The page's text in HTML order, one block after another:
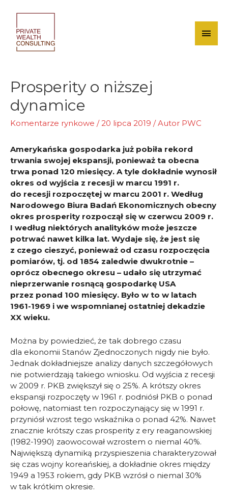
content
Main
Prosperity o niższej
dynamice
Komentarze rynkowe /20 lipca 2019 / Autor PWC
Amerykańska gospodarka już pobiła rekord
trwania swojej ekspansji, ponieważ ta obecna
trwa ponad 120 miesięcy. A tyle dokładnie wynosił
okres od wyjścia z recesji w marcu 1991 r.
do recesji rozpoczętej w marcu 2001 r. Według
Narodowego Biura Badań Ekonomicznych obecny
okres prosperity rozpoczął się w czerwcu 2009 r.
I według niektórych analityków może jeszcze
potrwać nawet kilka lat. Wydaje się, że jest się
z czego cieszyć, ponieważ od czasu rozpoczęcia
pomiarów, tj. od 1854 zaledwie dwukrotnie –
oprócz obecnego okresu – udało się utrzymać
nieprzerwanie rosnącą gospodarkę USA
przez ponad 100 miesięcy. Było w to w latach
1961-1969 i we wspomnianej ostatniej dekadzie
XX wieku.
Można by powiedzieć, że tak dobrego czasu
dla ekonomii Stanów Zjednoczonych nigdy nie było.
Jednak dokładniejsze analizy danych szczegółowych
nie potwierdzają takiego wniosku. Od wyjścia z recesji
w 2009 r. PKB zwiększył się o 25%. A krótszy okres
ekspansji rozpoczęty w 1961 r. podniósł PKB o ponad
połowę, natomiast ten rozpoczynający się w 1991 r.
przyniósł wzrost tego wskaźnika o ponad 42%. Nawet
znacznie krótszy czas prosperity z ery reaganowskiej
(1982-1990) zaowocował wzrostem o niemal 40%.
Największą dynamiką przyspieszenia charakteryzował
się czas wojny koreańskiej, a dokładnie okres między
1949 a 1953 rokiem, gdy PKB wzrósł o niemal 30%
w tak krótkim okresie.